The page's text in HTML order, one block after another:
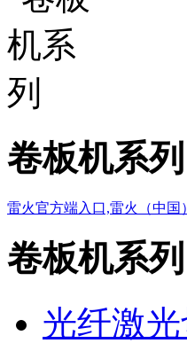
卷板机系列
雷火官方端入口,雷火（中国）
卷板机系列
光纤激